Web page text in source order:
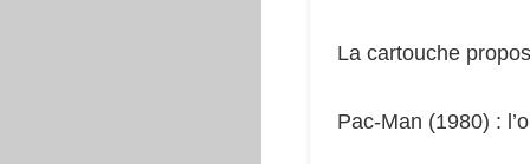
La cartouche
Pac-Man (1980) :